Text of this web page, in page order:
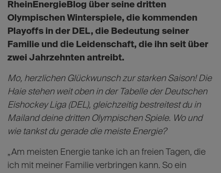
RheinEnergieBlog über seine dritten
Olympischen Winterspiele, die kommenden
Playoffs in der DEL, die Bedeutung seiner
Familie und die Leidenschaft, die ihn seit über
zwei Jahrzehnten antreibt.
Mo, herzlichen Glückwunsch zur starken Saison! Die
Haie stehen weit oben in der Tabelle der Deutschen
Eishockey Liga (DEL), gleichzeitig bestreitest du in
Mailand deine dritten Olympischen Spiele. Wo und
wie tankst du gerade die meiste Energie?
„Am meisten Energie tanke ich an freien Tagen, die
ich mit meiner Familie verbringen kann. So ein